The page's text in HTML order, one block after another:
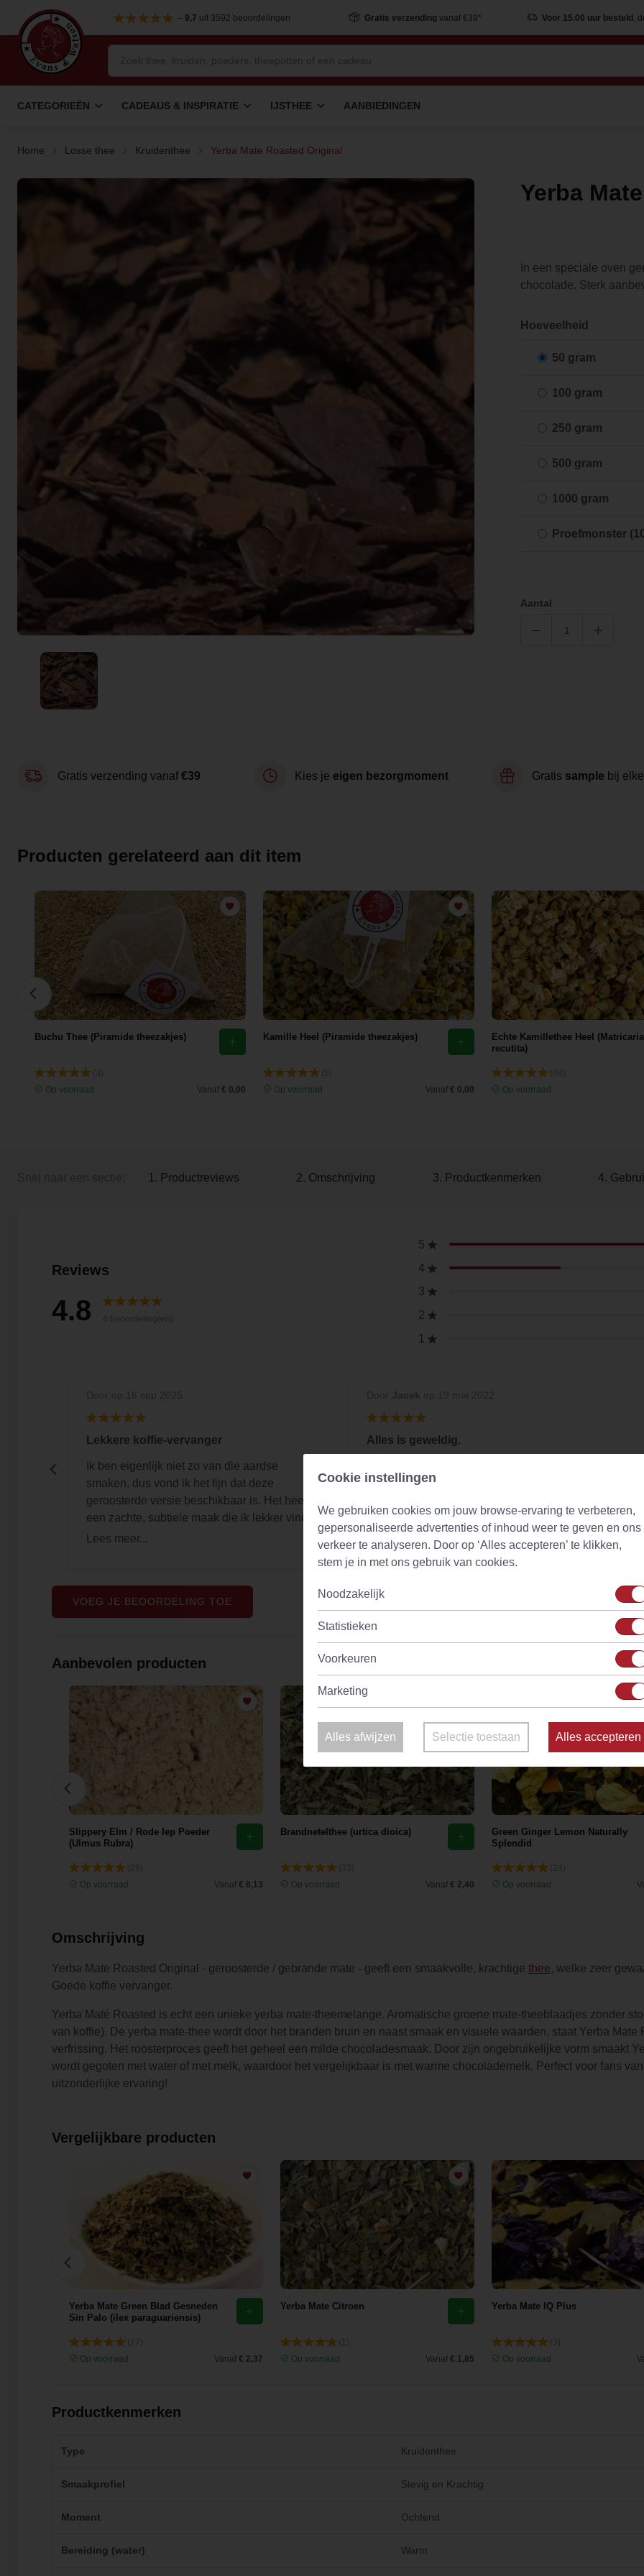
– 9,7 uit 3592 beoordelingen Gratis verzending vanaf €39* Voor 15.00 uur besteld ,
CATEGORIEËN CADEAUS & INSPIRATIE IJSTHEE AANBIEDINGEN
Home Losse thee Kruidenthee Yerba Mate Roasted Original
Yerba
In een speciale oven
chocolade. Sterk
Hoeveelheid
50 gram
100 gram
250 gram
500 gram
1000 gram
Proefmonster
Aantal
Gratis verzending vanaf €39 Kies je eigen bezorgmoment Gratis sample bij
Producten gerelateerd aan dit item
Buchu Thee (Piramide theezakjes)
Op voorraad
Vanaf € 0,00
Kamille Heel (Piramide theezakjes)
Op voorraad
Vanaf € 0,00
Echte Kamillethee Heel (Matricaria
recutita)
Op voorraad
1. Productreviews 2. Omschrijving 3. Productkenmerken 4.
Reviews
4.8
5
4
3
2
1
Lekkere koffie-vervanger
Ik ben eigenlijk niet zo van die aardse
smaken, dus vond ik het fijn dat deze
geroosterde versie beschikbaar is. Het heeft
een zachte, subtiele maak die ik lekker vind.
Een goed alternatief voor koffie en ik voel dat
Alles is geweldig.
zeker nog een keer terug naar deze winkel
VOEG JE BEOORDELING TOE
Aanbevolen producten
Slippery Elm / Rode Iep Poeder
(Ulmus Rubra)
Op voorraad
Vanaf € 8,13
Brandnetelthee (urtica dioica)
Op voorraad
Vanaf € 2,40
Green Ginger Lemon Naturally
Splendid
Op voorraad
Omschrijving
Yerba Mate Roasted Original - geroosterde / gebrande mate - geeft een smaakvolle, krachtige thee, welke zeer
Goede koffie vervanger.
Yerba Maté Roasted is echt een unieke yerba mate-theemelange. Aromatische groene mate-theeblaadjes zonder
van koffie). De yerba mate-thee wordt door het branden bruin en naast smaak en visuele waarden, staat Yerba
verfrissing. Het roosterproces geeft het geheel een milde chocoladesmaak. Door zijn ongebruikelijke vorm smaakt
wordt gegoten met water of met melk, waardoor het vergelijkbaar is met warme chocolademelk. Perfect voor fans
uitzonderlijke ervaring!
Vergelijkbare producten
Yerba Mate Green Blad Gesneden
Sin Palo (ilex paraguariensis)
Op voorraad
Vanaf € 2,37
Yerba Mate Citroen
Op voorraad
Vanaf € 1,85
Yerba Mate IQ Plus
Op voorraad
Productkenmerken
Type Kruidenthee
Smaakprofiel Stevig en Krachtig
Moment Ochtend
Bereiding (water) Warm
Cookie instellingen
We gebruiken cookies om jouw browse-ervaring te verbeteren,
gepersonaliseerde advertenties of inhoud weer te geven en ons
verkeer te analyseren. Door op ‘Alles accepteren’ te klikken,
stem je in met ons gebruik van cookies.
Noodzakelijk
Statistieken
Voorkeuren
Marketing
Alles afwijzen Selectie toestaan Alles accepteren